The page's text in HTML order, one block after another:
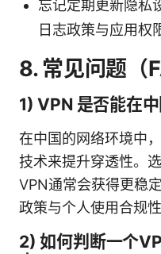
忘记定期更新隐私
日志政策与应用权
8. 常见问题（
1) VPN 是否能在中
在中国的网络环境中
技术来提升穿透性。
VPN通常会获得更稳
政策与个人使用合规性
2) 如何判断一个